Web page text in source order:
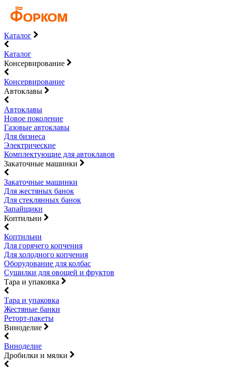
Каталог
Каталог
Консервирование
Консервирование
Автоклавы
Автоклавы
Новое поколение
Газовые автоклавы
Для бизнеса
Электрические
Комплектующие для автоклавов
Закаточные машинки
Закаточные машинки
Для жестяных банок
Для стеклянных банок
Запайщики
Коптильни
Коптильни
Для горячего копчения
Для холодного копчения
Оборудование для колбас
Сушилки для овощей и фруктов
Тара и упаковка
Тара и упаковка
Жестяные банки
Реторт-пакеты
Виноделие
Виноделие
Дробилки и мялки